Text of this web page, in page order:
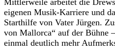
eigenen Musik-Karriere und
Starthilfe von Vater Jürgen.
von Mallorca“ auf der Bühne
einmal deutlich mehr